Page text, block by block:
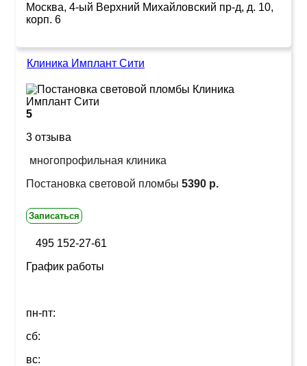
Москва, 4-ый Верхний Михайловский пр-д, д. 10,
корп. 6
Клиника Имплант Сити
5
3 отзыва
многопрофильная клиника
Постановка световой пломбы 5390 р.
Записаться
495 152-27-61
График работы
пн-пт:
сб:
вс: